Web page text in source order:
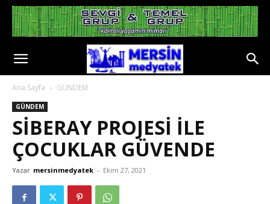
Ana Sayfa GÜNDEM
GÜNDEM
SİBERAY PROJESİ İLE
ÇOCUKLAR GÜVENDE
Yazar mersinmedyatek - Ekim 27, 2021